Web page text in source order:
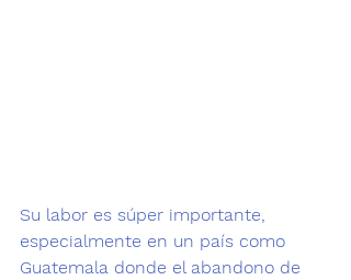
Su labor es súper importante,
especialmente en un país como
Guatemala donde el abandono de